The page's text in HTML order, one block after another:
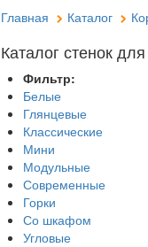
Главная Каталог
Каталог стенок
Фильтр:
Белые
Глянцевые
Классические
Мини
Модульные
Современные
Горки
Со шкафом
Угловые